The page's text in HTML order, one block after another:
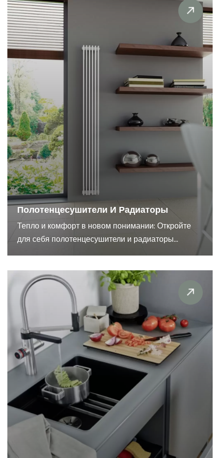
Полотенцесушители И Радиаторы
Тепло и комфорт в новом понимании: Откройте
для себя полотенцесушители и радиаторы...